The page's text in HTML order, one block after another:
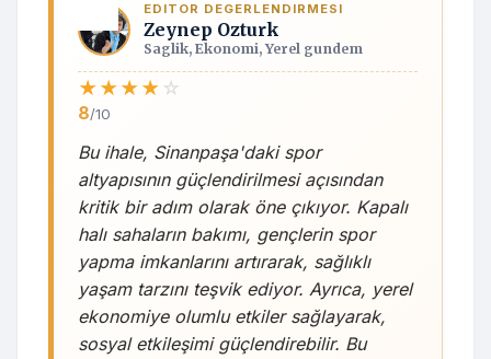
EDITOR DEGERLENDIRMESI
Zeynep Ozturk
Saglik, Ekonomi, Yerel gundem
★★★★ ☆
8/10
Bu ihale, Sinanpaşa'daki spor
altyapısının güçlendirilmesi açısından
kritik bir adım olarak öne çıkıyor. Kapalı
halı sahaların bakımı, gençlerin spor
yapma imkanlarını artırarak, sağlıklı
yaşam tarzını teşvik ediyor. Ayrıca, yerel
ekonomiye olumlu etkiler sağlayarak,
sosyal etkileşimi güçlendirebilir. Bu